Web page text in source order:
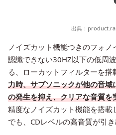
出典：
ノイズカット機能つきのフォ
認識できない30HZ以下の低周
る、ローカットフィルターを搭
力時、サブソニックが他の音
の発生を抑え、クリアな音質を
精度なノイズカット機能を搭
でも、CDレベルの高音質が引